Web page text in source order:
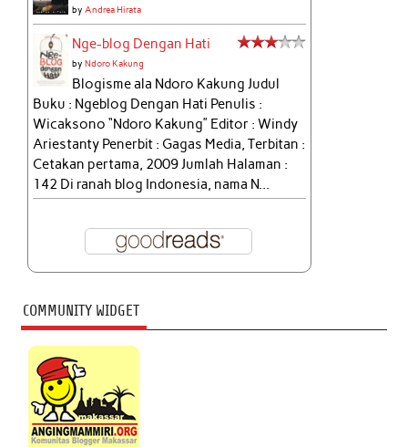
byAndrea Hirata
Nge-blog Dengan Hati
byNdoro Kakung
Blogisme ala Ndoro Kakung Judul
Buku : Ngeblog Dengan Hati Penulis :
Wicaksono “Ndoro Kakung” Editor : Windy
Ariestanty Penerbit : Gagas Media, Terbitan :
Cetakan pertama, 2009 Jumlah Halaman :
142 Di ranah blog Indonesia, nama N...
COMMUNITY WIDGET